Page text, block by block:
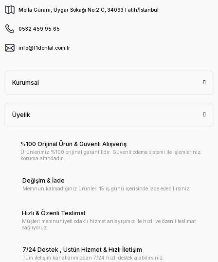
Molla Gürani, Uygar Sokağı No:2 C, 34093 Fatih/İstanbul
0532 459 95 65
info@f1dental.com.tr
Kurumsal
Üyelik
%100 Orijinal Ürün & Güvenli Alışveriş
Ürünlerimiz %100 orijinal garantilidir. Güvenli ödeme sistemi ile işlemleriniz
koruma altındadır.
Değişim & İade
Memnun kalmadığınız ürünleri 15 iş günü içerisinde iade edebilirsiniz.
Hızlı & Özenli Teslimat
Müşteri memnuniyeti odaklı hizmet anlayışımız ile hızlı ve özenli teslimat
sağlıyoruz.
7/24 Destek , Üstün Hizmet & Hızlı İletişim
Tüm iletişim kanallarımızdan 7/24 hızlı destek alabilirsiniz.